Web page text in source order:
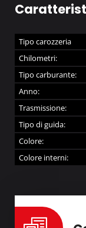
Tipo carozzeria
Chilometri:
Tipo carburante:
Anno:
Trasmissione:
Tipo di guida:
Colore:
Colore interni: